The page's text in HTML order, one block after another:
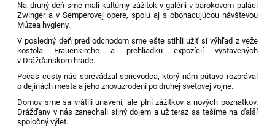
Na druhý deň sme mali kultúrny zážitok v galérii v barokovom paláci
Zwinger a v Semperovej opere, spolu aj s obohacujúcou návštevou
Múzea hygieny.
V posledný deň pred odchodom sme ešte stihli užiť si výhľad z veže
kostola Frauenkirche a prehliadku expozícií vystavených
v Drážďanskom hrade.
Počas cesty nás sprevádzal sprievodca, ktorý nám pútavo rozprával
o dejinách mesta a jeho znovuzrodení po druhej svetovej vojne.
Domov sme sa vrátili unavení, ale plní zážitkov a nových poznatkov.
Drážďany v nás zanechali silný dojem a už teraz sa tešíme na ďalší
spoločný výlet.